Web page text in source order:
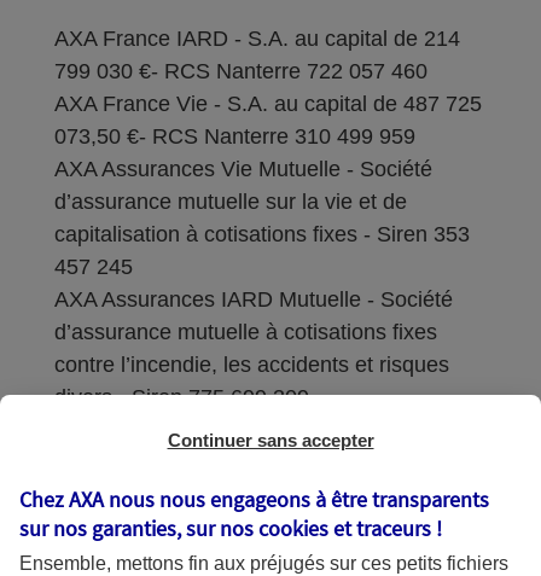
AXA France IARD - S.A. au capital de 214
799 030 €- RCS Nanterre 722 057 460
AXA France Vie - S.A. au capital de 487 725
073,50 €- RCS Nanterre 310 499 959
AXA Assurances Vie Mutuelle - Société
d’assurance mutuelle sur la vie et de
capitalisation à cotisations fixes - Siren 353
457 245
AXA Assurances IARD Mutuelle - Société
d’assurance mutuelle à cotisations fixes
contre l’incendie, les accidents et risques
divers - Siren 775 699 309
Sièges sociaux : 313 Terrasses de l’Arche –
Coordonnées de l'Autorité de contrôle
prudentiel et de résolution (ACPR) : - 4
Continuer sans accepter
Chez AXA nous nous engageons à être transparents
sur nos garanties, sur noscookies et traceurs !
Ensemble, mettons fin aux préjugés sur ces petits fichiers